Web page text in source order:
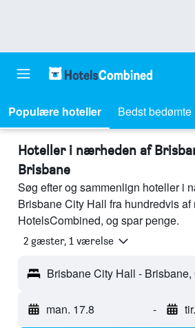
Populære hoteller Bedst
Hoteller i nærheden af
Brisbane
Søg efter og sammenlign hoteller i
Brisbane City Hall fra hundredvis af
HotelsCombined, og spar penge.
2 gæster, 1 værelse
Brisbane City Hall -
man. 17.8 -